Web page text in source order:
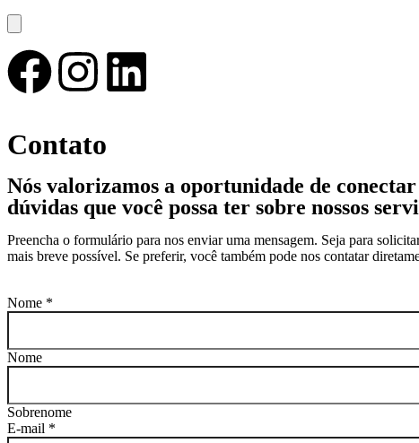
Contato
Nós valorizamos a oportunidade de
dúvidas que você possa ter sobre nossos
Preencha o formulário para nos enviar uma mensagem. Seja para
mais breve possível. Se preferir, você também pode nos contatar
Nome *
Nome
Sobrenome
E-mail *